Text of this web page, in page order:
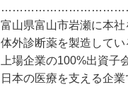
富山県富山市岩瀬に本社
体外診断薬を製造してい
上場企業の100%出資子
日本の医療を支える企業